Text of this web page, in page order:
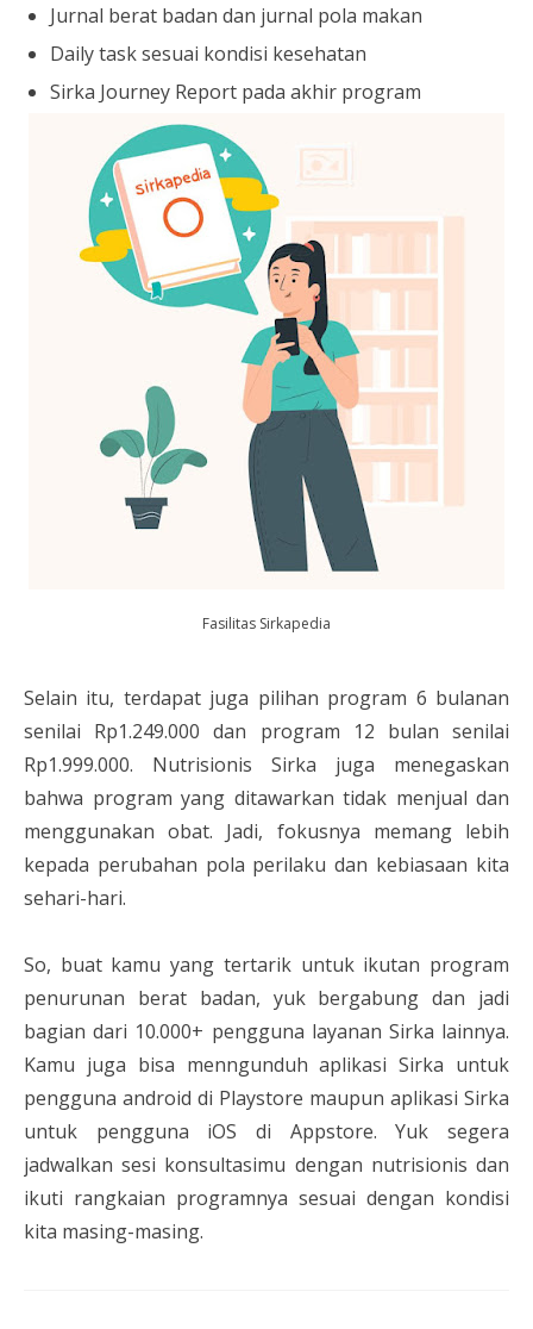
Jurnal berat badan dan jurnal pola makan
Daily task sesuai kondisi kesehatan
Sirka Journey Report pada akhir program
Fasilitas Sirkapedia
Selain itu, terdapat juga pilihan program 6 bulanan
senilai Rp1.249.000 dan program 12 bulan senilai
Rp1.999.000. Nutrisionis Sirka juga menegaskan
bahwa program yang ditawarkan tidak menjual dan
menggunakan obat. Jadi, fokusnya memang lebih
kepada perubahan pola perilaku dan kebiasaan kita
sehari-hari.
So, buat kamu yang tertarik untuk ikutan program
penurunan berat badan, yuk bergabung dan jadi
bagian dari 10.000+ pengguna layanan Sirka lainnya.
Kamu juga bisa menngunduh aplikasi Sirka untuk
pengguna android di Playstore maupun aplikasi Sirka
untuk pengguna iOS di Appstore. Yuk segera
jadwalkan sesi konsultasimu dengan nutrisionis dan
ikuti rangkaian programnya sesuai dengan kondisi
kita masing-masing.